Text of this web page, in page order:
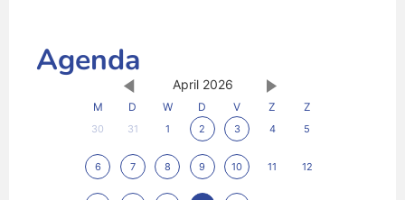
Agenda
April 2026
M D W D V Z Z
30 31 1 2 3 4 5
6 7 8 9 10 11 12